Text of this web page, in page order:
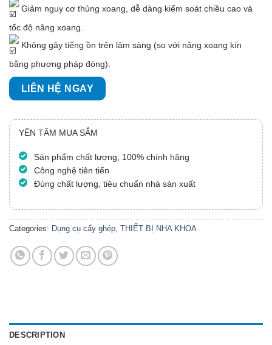
Giảm nguy cơ thủng xoang, dễ dàng kiểm soát chiều cao và
tốc độ nâng xoang.
Không gây tiếng ồn trên lâm sàng (so với nâng xoang kín
bằng phương pháp đóng).
LIÊN HỆ NGAY
YÊN TÂM MUA SẮM
Sản phẩm chất lượng, 100% chính hãng
Công nghệ tiên tiến
Đúng chất lượng, tiêu chuẩn nhà sản xuất
Categories: Dụng cụ cấy ghép THIẾT BỊ NHA KHOA
DESCRIPTION